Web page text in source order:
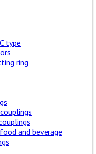
type
ring
and beverage